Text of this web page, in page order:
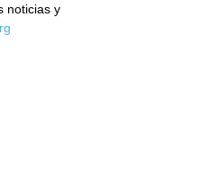
noticias y